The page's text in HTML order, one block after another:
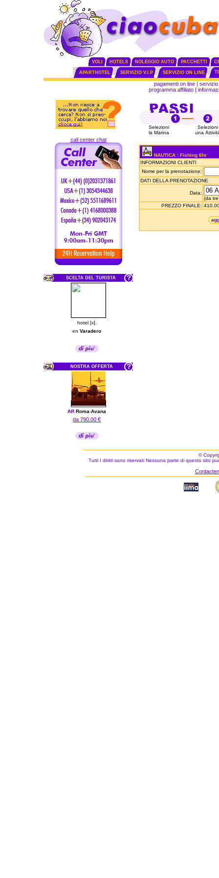
VOLI HOTELS NOLEGGIO AUTO PACCHETTI
APARTHOTEL SERVIZIO V.I.P SERVIZIO ON LINE
call center chat
SCELTA DEL TURISTA
hotel [x].
en Varadero
NOSTRA OFFERTA
AR Roma-Avana
da 790.00 €
pagamenti on line | servizio
programma affiliato|
Selezioni
la Marina
Selezioni
una
NAUTICA : Fishing 6hr
INFORMAZIONI CLIENTI
Nome per la prenotazione:
DATI DELLA PRENOTAZIONE
Data:
(da
PREZZO FINALE:
©
Tutti I diritti sono riservati Nessuna parte di questo sito